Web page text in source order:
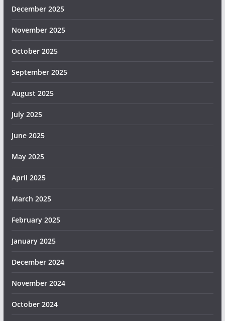
December 2025
November 2025
October 2025
September 2025
August 2025
July 2025
June 2025
May 2025
April 2025
March 2025
February 2025
January 2025
December 2024
November 2024
October 2024